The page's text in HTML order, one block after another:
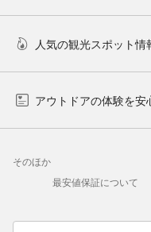
人気の観光スポット情
アウトドアの体験を
そのほか
最安値保証について